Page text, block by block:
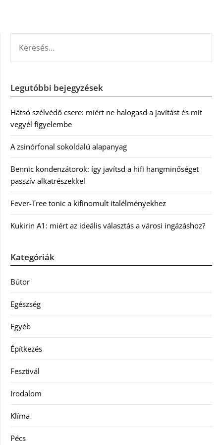
Legutóbbi bejegyzések
Hátsó szélvédő csere: miért ne halogasd a javítást és mit
vegyél figyelembe
A zsinórfonal sokoldalú alapanyag
Bennic kondenzátorok: így javítsd a hifi hangminőséget
passzív alkatrészekkel
Fever-Tree tonic a kifinomult italélményekhez
Kukirin A1: miért az ideális választás a városi ingázáshoz?
Kategóriák
Bútor
Egészség
Egyéb
Építkezés
Fesztivál
Irodalom
Klíma
Pécs